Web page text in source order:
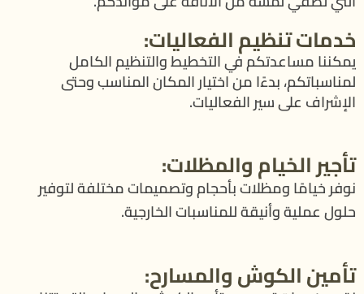
خدمات تنظيم الفعاليات:
يمكننا مساعدتكم في التخطيط والتنظيم الكامل
لمناسباتكم، بدءًا من اختيار المكان المناسب وحتى
الإشراف على سير الفعاليات.
تأجير الخيام والمظلات:
نوفر خيامًا ومظلات بأحجام وتصميمات مختلفة لتوفير
حلول عملية وأنيقة للمناسبات الخارجية.
تأمين الكوش والمسارح: